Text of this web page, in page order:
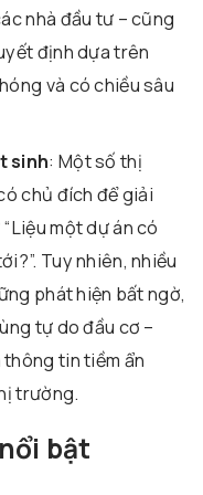
nhà đầu tư – cũng
định dựa trên
và có chiều sâu
sinh: Một số thị
chủ đích để giải
một dự án có
Tuy nhiên, nhiều
phát hiện bất ngờ,
tự do đầu cơ –
tin tiềm ẩn
trường.
bật